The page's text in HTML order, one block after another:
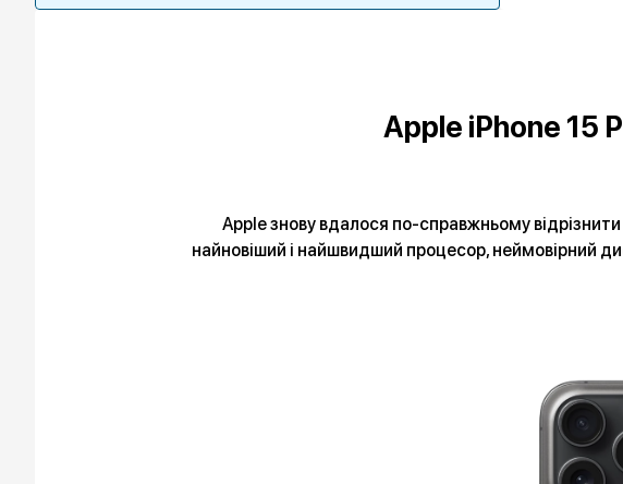
Apple iPhone 15
Apple знову вдалося по-справжньому
найновіший і найшвидший процесор, неймовірний